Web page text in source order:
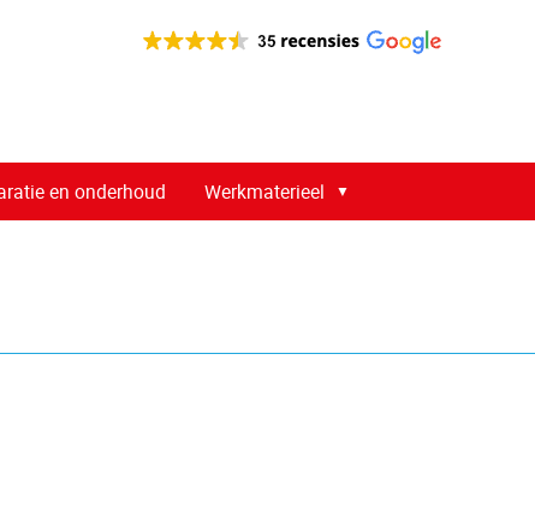
en onderhoud Werkmaterieel